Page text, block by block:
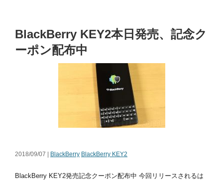
BlackBerry KEY2本日発売、記念ク
ーポン配布中
2018/09/07 | BlackBerry BlackBerry KEY2
BlackBerry KEY2発売記念クーポン配布中 今回リリースされるは